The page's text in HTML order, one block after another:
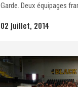
Garde. Deux équipages
02 juillet, 2014